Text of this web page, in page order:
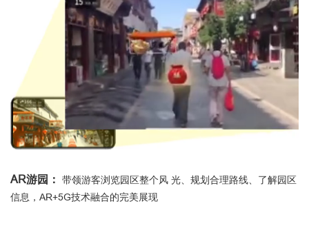
AR游园：
带领游客浏览园区整个风 光、规划合理路线、了解园区
信息，AR+5G技术融合的完美展现